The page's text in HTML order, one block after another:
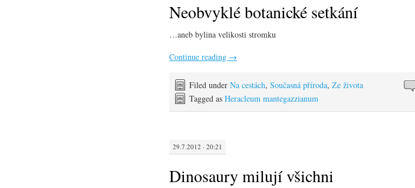
Neobvyklé botanické setkání
…aneb bylina velikosti stromku
Continue reading →
Filed under Na cestách, Současná příroda, Ze života
Tagged as Heracleum mantegazzianum
29.7.2012 · 20:21
Dinosaury milují všichni